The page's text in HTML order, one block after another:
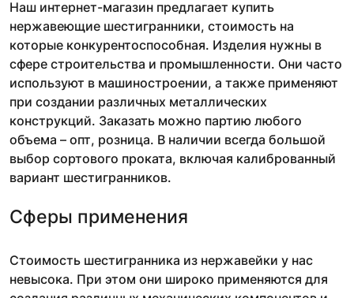
Наш интернет-магазин предлагает купить
нержавеющие шестигранники, стоимость на
которые конкурентоспособная. Изделия нужны в
сфере строительства и промышленности. Они часто
используют в машиностроении, а также применяют
при создании различных металлических
конструкций. Заказать можно партию любого
объема – опт, розница. В наличии всегда большой
выбор сортового проката, включая калиброванный
вариант шестигранников.
Сферы применения
Стоимость шестигранника из нержавейки у нас
невысока. При этом они широко применяются для